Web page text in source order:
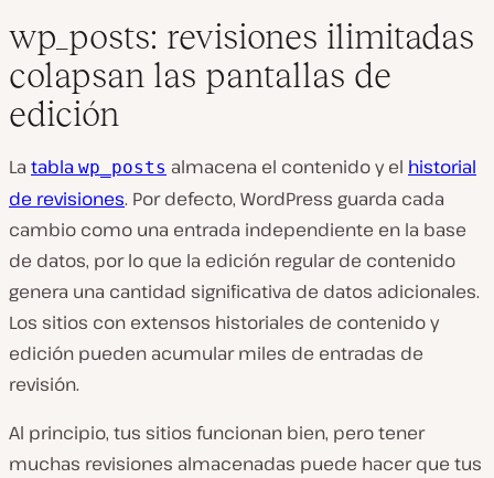
wp_posts: revisiones ilimitadas
colapsan las pantallas de
edición
La tabla wp_posts almacena el contenido y el historial
de revisiones. Por defecto, WordPress guarda cada
cambio como una entrada independiente en la base
de datos, por lo que la edición regular de contenido
genera una cantidad significativa de datos adicionales.
Los sitios con extensos historiales de contenido y
edición pueden acumular miles de entradas de
revisión.
Al principio, tus sitios funcionan bien, pero tener
muchas revisiones almacenadas puede hacer que tus